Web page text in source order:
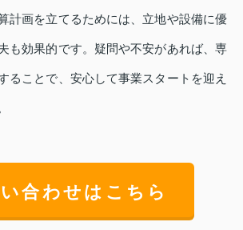
計画を立てるためには、立地や設備に優
も効果的です。疑問や不安があれば、専
ることで、安心して事業スタートを迎え
合わせはこちら